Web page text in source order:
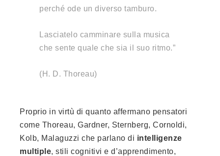
perché ode un diverso tamburo.
Lasciatelo camminare sulla musica
che sente quale che sia il suo ritmo.”
(H. D. Thoreau)
Proprio in virtù di quanto affermano pensatori
come Thoreau, Gardner, Sternberg, Cornoldi,
Kolb, Malaguzzi che parlano di intelligenze
multiple, stili cognitivi e d’apprendimento,